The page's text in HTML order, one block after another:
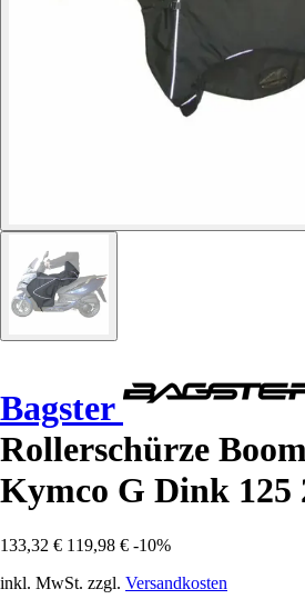
Bagster
Rollerschürze
Kymco G Dink 125
133,32 € 119,98 € -10%
inkl. MwSt. zzgl. Versandkosten